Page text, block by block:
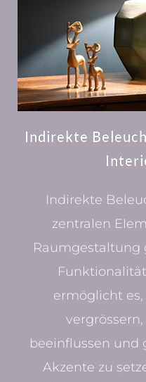
Indirekte
Indirekte
zentralen
Raumgestaltung
ermöglicht
beeinflussen und
Akzente zu